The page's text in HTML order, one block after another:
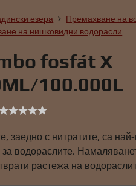
езера
Премахване на
на нишковидни водорасли
fosfát X
100.000L
заедно с нитратите, са
водораслите.
растежа на